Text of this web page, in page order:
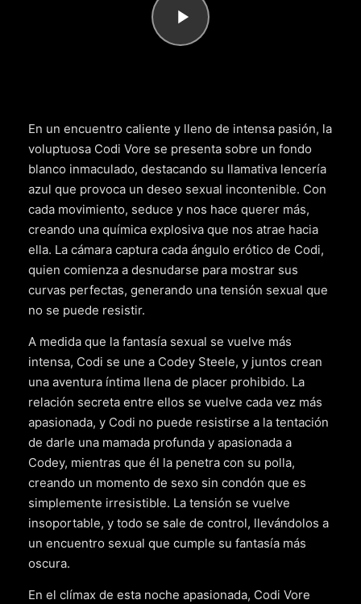
En un encuentro caliente y lleno de intensa pasión, la
voluptuosa Codi Vore se presenta sobre un fondo
blanco inmaculado, destacando su llamativa lencería
azul que provoca un deseo sexual incontenible. Con
cada movimiento, seduce y nos hace querer más,
creando una química explosiva que nos atrae hacia
ella. La cámara captura cada ángulo erótico de Codi,
quien comienza a desnudarse para mostrar sus
curvas perfectas, generando una tensión sexual que
no se puede resistir.
A medida que la fantasía sexual se vuelve más
intensa, Codi se une a Codey Steele, y juntos crean
una aventura íntima llena de placer prohibido. La
relación secreta entre ellos se vuelve cada vez más
apasionada, y Codi no puede resistirse a la tentación
de darle una mamada profunda y apasionada a
Codey, mientras que él la penetra con su polla,
creando un momento de sexo sin condón que es
simplemente irresistible. La tensión se vuelve
insoportable, y todo se sale de control, llevándolos a
un encuentro sexual que cumple su fantasía más
oscura.
En el clímax de esta noche apasionada, Codi Vore